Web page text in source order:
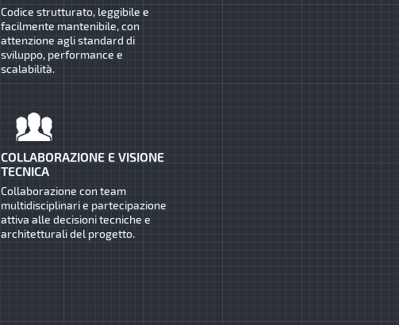
Codice strutturato, leggibile e
facilmente mantenibile, con
attenzione agli standard di
sviluppo, performance e
scalabilità.
COLLABORAZIONE E VISIONE
TECNICA
Collaborazione con team
multidisciplinari e partecipazione
attiva alle decisioni tecniche e
architetturali del progetto.